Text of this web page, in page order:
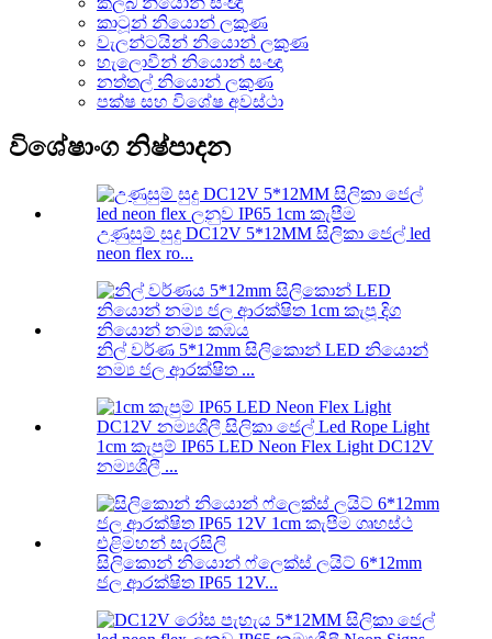
කාටූන් නියොන් ලකුණ
වැලන්ටයින් නියොන් ලකුණ
හැලොවීන් නියොන් සංඥා
නත්තල් නියොන් ලකුණ
පක්ෂ සහ විශේෂ අවස්ථා
විශේෂාංග නිෂ්පාදන
උණුසුම් සුදු DC12V 5*12MM සිලිකා ජෙල් led
neon flex ro...
නිල් වර්ණ 5*12mm සිලිකොන් LED නියොන්
නම්‍ය ජල ආරක්ෂිත ...
1cm කැපුම් IP65 LED Neon Flex Light DC12V
නම්‍යශීලී ...
සිලිකොන් නියොන් ෆ්ලෙක්ස් ලයිට් 6*12mm
ජල ආරක්ෂිත IP65 12V...